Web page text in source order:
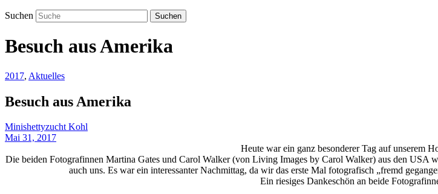
Suchen
Besuch aus Amerika
2017, Aktuelles
Besuch aus Amerika
Minishettyzucht Kohl
Mai 31, 2017
Heute war ein ganz besonderer Tag auf unserem
Die beiden Fotografinnen Martina Gates und Carol Walker (von Living Images by Carol Walker) aus den USA
auch uns. Es war ein interessanter Nachmittag, da wir das erste Mal fotografisch „fremd
Ein riesiges Dankeschön an beide